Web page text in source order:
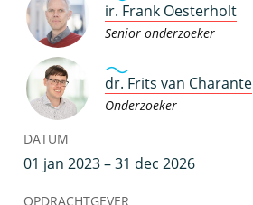
ir. Frank Oesterholt
Senior onderzoeker
dr. Frits van Charante
Onderzoeker
DATUM
01 jan 2023 – 31 dec 2026
OPDRACHTGEVER